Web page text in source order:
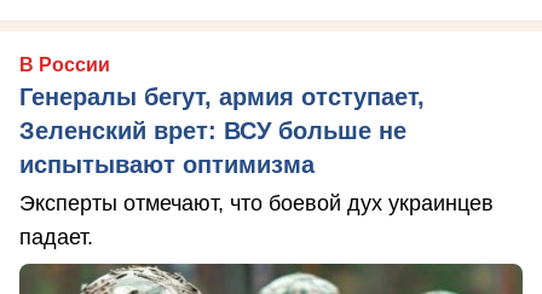
В России
Генералы бегут, армия отступает,
Зеленский врет: ВСУ больше не
испытывают оптимизма
Эксперты отмечают, что боевой дух украинцев
падает.